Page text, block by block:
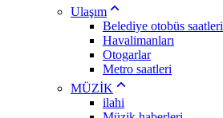
Ulaşım
Belediye otobüs saatleri
Havalimanları
Otogarlar
Metro saatleri
MÜZİK
ilahi